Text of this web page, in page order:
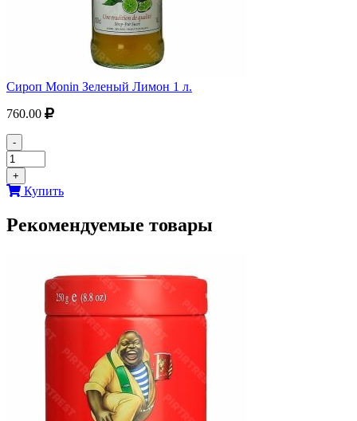
Сироп Monin Зеленый Лимон 1 л.
760.00
-
+
Купить
Рекомендуемые товары